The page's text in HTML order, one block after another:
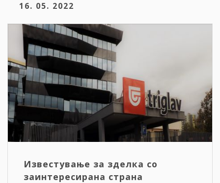
16. 05. 2022
Известување за зделка со
заинтересирана страна